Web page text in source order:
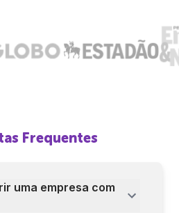
Frequentes
uma empresa com